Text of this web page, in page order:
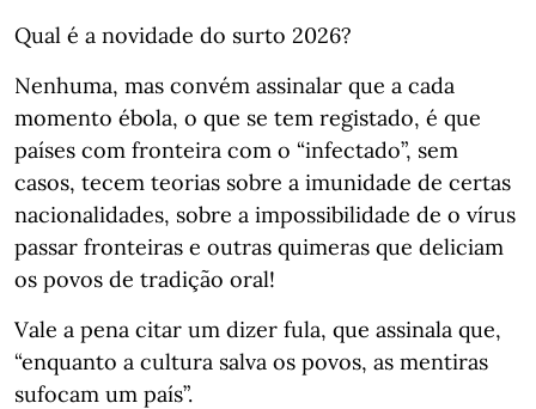
Qual é a novidade do surto 2026?
Nenhuma, mas convém assinalar que a cada
momento ébola, o que se tem registado, é que
países com fronteira com o “infectado”, sem
casos, tecem teorias sobre a imunidade de certas
nacionalidades, sobre a impossibilidade de o vírus
passar fronteiras e outras quimeras que deliciam
os povos de tradição oral!
Vale a pena citar um dizer fula, que assinala que,
“enquanto a cultura salva os povos, as mentiras
sufocam um país”.